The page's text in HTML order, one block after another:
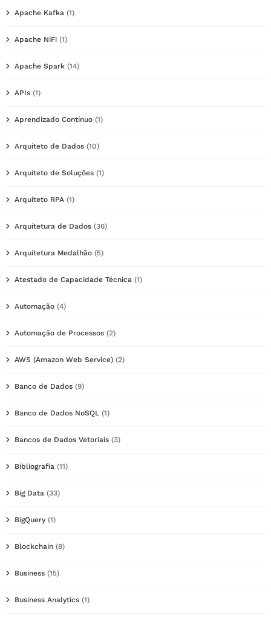
Apache Kafka (1)
Apache NiFi (1)
Apache Spark (14)
APIs (1)
Aprendizado Contínuo (1)
Arquiteto de Dados (10)
Arquiteto de Soluções (1)
Arquiteto RPA (1)
Arquitetura de Dados (36)
Arquitetura Medalhão (5)
Atestado de Capacidade Técnica (1)
Automação (4)
Automação de Processos (2)
AWS (Amazon Web Service) (2)
Banco de Dados (9)
Banco de Dados NoSQL (1)
Bancos de Dados Vetoriais (3)
Bibliografia (11)
Big Data (33)
BigQuery (1)
Blockchain (8)
Business (15)
Business Analytics (1)